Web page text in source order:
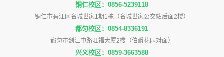
铜仁校区：0856-5239118
铜仁市碧江区名城世家1期1栋（名城世家公交站后面2楼）
都匀校区：0854-8336191
都匀市剑江中路旺福大厦2楼（伯爵花园对面）
兴义校区：0859-3663588